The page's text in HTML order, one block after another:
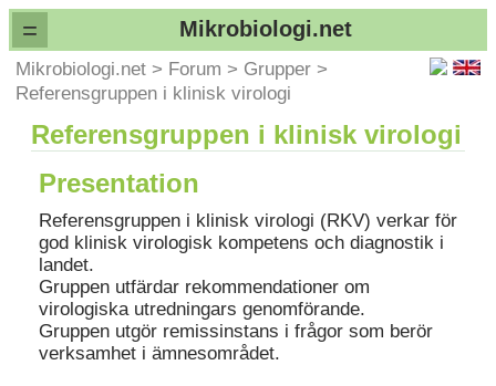
= Mikrobiologi.net
Mikrobiologi.net > Forum > Grupper >
Referensgruppen i klinisk virologi
Referensgruppen i klinisk virologi
Presentation
Referensgruppen i klinisk virologi (RKV) verkar för
god klinisk virologisk kompetens och diagnostik i
landet.
Gruppen utfärdar rekommendationer om
virologiska utredningars genomförande.
Gruppen utgör remissinstans i frågor som berör
verksamhet i ämnesområdet.